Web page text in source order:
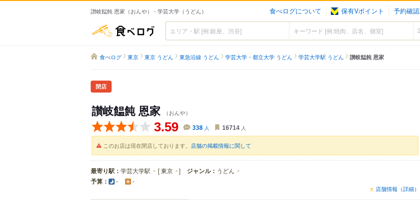
讃岐饂飩 恩家（おんや） - 学芸大学（うどん） 食べログについて 保有Vポイント 予約確認
食べログ
食べログ 東京 東京 うどん 東急沿線 うどん 学芸大学・都立大学 うどん 学芸大学駅 うどん 讃岐饂飩 恩家
閉店
讃岐饂飩 恩家 （おんや）
3.59 338 人 16714 人
このお店は現在閉店しております。 店舗の掲載情報に関して
最寄り駅： 学芸大学駅 [東京 ] ジャンル： うどん
予算： - -
店舗情報（詳細）